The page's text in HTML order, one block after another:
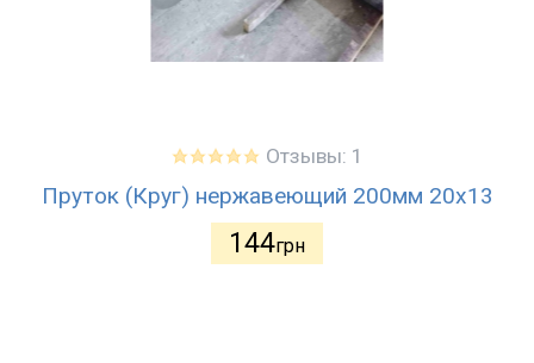
Отзывы: 1
Пруток (Круг) нержавеющий 200мм 20х13
144грн